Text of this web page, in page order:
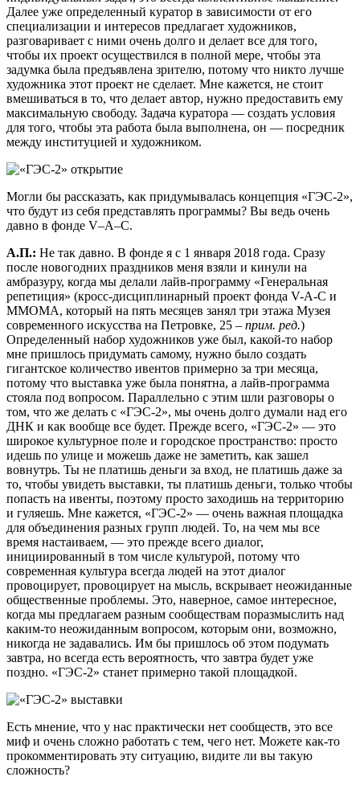
Далее уже определенный куратор в зависимости от его
специализации и интересов предлагает художников,
разговаривает с ними очень долго и делает все для того,
чтобы их проект осуществился в полной мере, чтобы эта
задумка была предъявлена зрителю, потому что никто лучше
художника этот проект не сделает. Мне кажется, не стоит
вмешиваться в то, что делает автор, нужно предоставить ему
максимальную свободу. Задача куратора — создать условия
для того, чтобы эта работа была выполнена, он — посредник
между институцией и художником.
Могли бы рассказать, как придумывалась концепция «ГЭС-2»,
что будут из себя представлять программы? Вы ведь очень
давно в фонде V–A–C.
А.П.: Не так давно. В фонде я с 1 января 2018 года. Сразу
после новогодних праздников меня взяли и кинули на
амбразуру, когда мы делали лайв-программу «Генеральная
репетиция» (кросс-дисциплинарный проект фонда V-A-C и
ММОМА, который на пять месяцев занял три этажа Музея
современного искусства на Петровке, 25 – прим. ред.)
Определенный набор художников уже был, какой-то набор
мне пришлось придумать самому, нужно было создать
гигантское количество ивентов примерно за три месяца,
потому что выставка уже была понятна, а лайв-программа
стояла под вопросом. Параллельно с этим шли разговоры о
том, что же делать с «ГЭС-2», мы очень долго думали над его
ДНК и как вообще все будет. Прежде всего, «ГЭС-2» — это
широкое культурное поле и городское пространство: просто
идешь по улице и можешь даже не заметить, как зашел
вовнутрь. Ты не платишь деньги за вход, не платишь даже за
то, чтобы увидеть выставки, ты платишь деньги, только чтобы
попасть на ивенты, поэтому просто заходишь на территорию
и гуляешь. Мне кажется, «ГЭС-2» — очень важная площадка
для объединения разных групп людей. То, на чем мы все
время настаиваем, — это прежде всего диалог,
инициированный в том числе культурой, потому что
современная культура всегда людей на этот диалог
провоцирует, провоцирует на мысль, вскрывает неожиданные
общественные проблемы. Это, наверное, самое интересное,
когда мы предлагаем разным сообществам поразмыслить над
каким-то неожиданным вопросом, которым они, возможно,
никогда не задавались. Им бы пришлось об этом подумать
завтра, но всегда есть вероятность, что завтра будет уже
поздно. «ГЭС-2» станет примерно такой площадкой.
Есть мнение, что у нас практически нет сообществ, это все
миф и очень сложно работать с тем, чего нет. Можете как-то
прокомментировать эту ситуацию, видите ли вы такую
сложность?